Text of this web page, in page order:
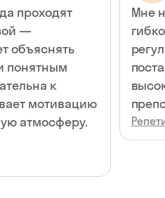
проходят
—
объяснять
понятным
к
мотивацию
атмосферу.
Мне
высокую